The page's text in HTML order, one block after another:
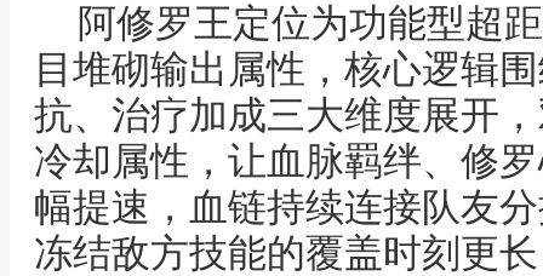
阿修罗王定位为功能型超
目堆砌输出属性，核心逻辑
抗、治疗加成三大维度展开
冷却属性，让血脉羁绊、修
幅提速，血链持续连接队友
冻结敌方技能的覆盖时刻更